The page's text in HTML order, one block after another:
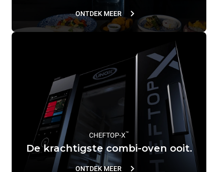
ONTDEK MEER
CHEFTOP-X™
De krachtigste combi-oven ooit.
ONTDEK MEER